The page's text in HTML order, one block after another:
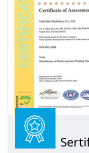
YUHDAK,
katılmak
müşteri
önce, ilk
ve Japon
firmalara ve
markalara